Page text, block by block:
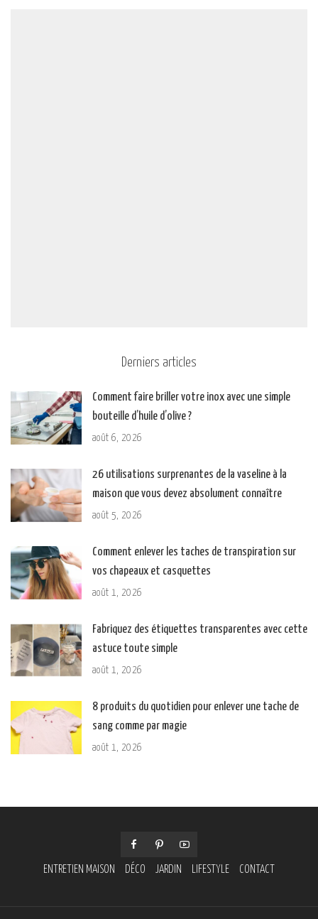
Derniers articles
Comment faire briller votre inox avec une simple
bouteille d’huile d’olive ?
août 6, 2026
26 utilisations surprenantes de la vaseline à la
maison que vous devez absolument connaître
août 5, 2026
Comment enlever les taches de transpiration sur
vos chapeaux et casquettes
août 1, 2026
Fabriquez des étiquettes transparentes avec cette
astuce toute simple
août 1, 2026
8 produits du quotidien pour enlever une tache de
sang comme par magie
août 1, 2026
ENTRETIEN MAISON DÉCO JARDIN LIFESTYLE CONTACT